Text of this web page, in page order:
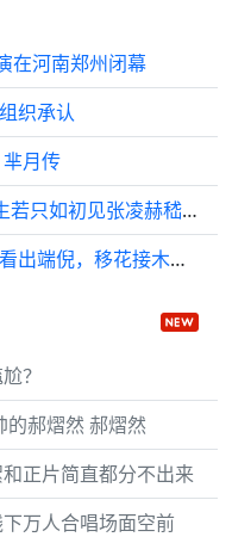
在河南郑州闭幕
织承认
月传
Lets dive into the story of “人生若只如初见张凌赫嵇炀 ”
阿珠易容白长老，殊不知马夫人看出端倪，移花接木，将计就计
？
的郝熠然 郝熠然
正片简直都分不出来
万人合唱场面空前